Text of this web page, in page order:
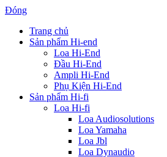
Đóng
Trang chủ
Sản phẩm Hi-end
Loa Hi-End
Đầu Hi-End
Ampli Hi-End
Phụ Kiện Hi-End
Sản phẩm Hi-fi
Loa Hi-fi
Loa Audiosolutions
Loa Yamaha
Loa Jbl
Loa Dynaudio